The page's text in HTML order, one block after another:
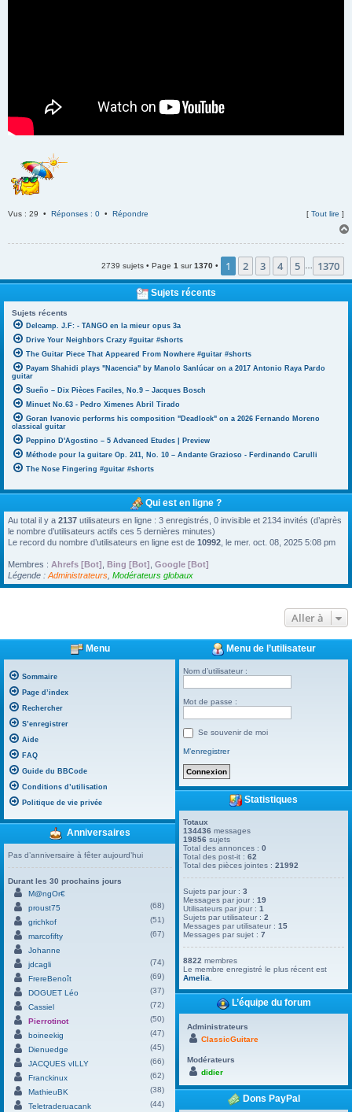
Vus : 29 • Réponses : 0 • Répondre [ Tout lire ]
2739 sujets • Page 1 sur1370 • 1 2 3 4 5 1370
Sujets récents
Sujets récents
Delcamp. J.F: - TANGO en la mieur opus 3a
Drive Your Neighbors Crazy #guitar #shorts
The Guitar Piece That Appeared From Nowhere #guitar #shorts
Payam Shahidi plays "Nacencia" by Manolo Sanlúcar on a 2017 Antonio Raya Pardo
guitar
Sueño – Dix Pièces Faciles, No.9 – Jacques Bosch
Minuet No.63 - Pedro Ximenes Abril Tirado
Goran Ivanovic performs his composition "Deadlock" on a 2026 Fernando Moreno
classical guitar
Peppino D'Agostino – 5 Advanced Etudes | Preview
Méthode pour la guitare Op. 241, No. 10 – Andante Grazioso - Ferdinando Carulli
The Nose Fingering #guitar #shorts
Qui est en ligne ?
Au total il y a 2137 utilisateurs en ligne : 3 enregistrés, 0 invisible et 2134 invités (d’après
le nombre d’utilisateurs actifs ces 5 dernières minutes)
Le record du nombre d’utilisateurs en ligne est de 10992 , le mer. oct. 08, 2025 5:08 pm
Membres : Ahrefs [Bot] Bing [Bot] Google [Bot]
Légende : Administrateurs Modérateurs globaux
Aller à
Menu
Sommaire
Page d’index
Rechercher
S’enregistrer
Aide
FAQ
Guide du BBCode
Conditions d’utilisation
Politique de vie privée
Anniversaires
Pas d’anniversaire à fêter aujourd’hui
Durant les 30 prochains jours
M@ngOr€
proust75
(68)
grichkof
(51)
marcofifty
(67)
Johanne
jdcagli
(74)
FrereBenoît
(69)
DOGUET Léo
(37)
Cassiel
(72)
Pierrotinot
(50)
boineekig
(47)
Dienuedge
(45)
JACQUES vILLY
(66)
Franckinux
(62)
MathieuBK
(38)
Teletraderuacank
(44)
Menu de l’utilisateur
Nom d’utilisateur :
Mot de passe :
Se souvenir de moi
M’enregistrer
Statistiques
Totaux
134436 messages
19856 sujets
Total des annonces :0
Total des post-it :62
Total des pièces jointes :21992
Sujets par jour :3
Messages par jour :19
Utilisateurs par jour :1
Sujets par utilisateur :2
Messages par utilisateur :15
Messages par sujet :7
8822 membres
Le membre enregistré le plus récent est
Amelia
L’équipe du forum
Administrateurs
ClassicGuitare
Modérateurs
didier
Dons PayPal